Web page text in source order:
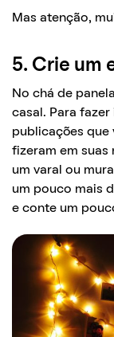
Mas atenção,
5. Crie um
No chá de
casal. Para
publicações que
fizeram em suas
um varal ou
um pouco mais
e conte um